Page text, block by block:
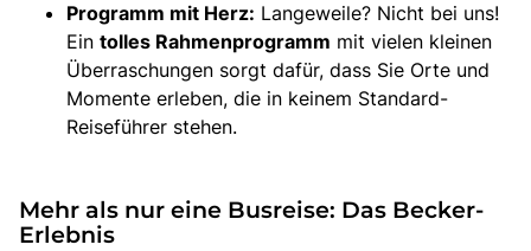
Programm mit Herz: Langeweile? Nicht bei uns!
Ein tolles Rahmenprogramm mit vielen kleinen
Überraschungen sorgt dafür, dass Sie Orte und
Momente erleben, die in keinem Standard-
Reiseführer stehen.
Mehr als nur eine Busreise: Das Becker-
Erlebnis